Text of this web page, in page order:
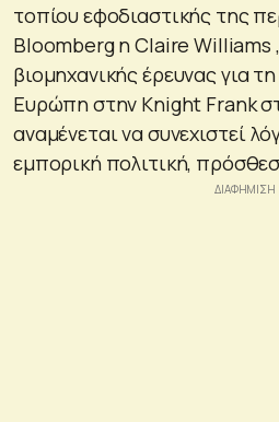
τοπίου εφοδιαστικής της
Bloomberg η Claire Williams
βιομηχανικής έρευνας για
Ευρώπη στην Knight Frank
αναμένεται να συνεχιστεί
εμπορική πολιτική,